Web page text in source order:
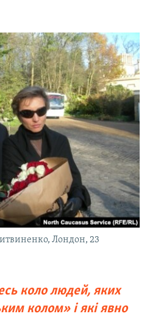
Лондон, 23
коло людей, яких
колом» і які явно